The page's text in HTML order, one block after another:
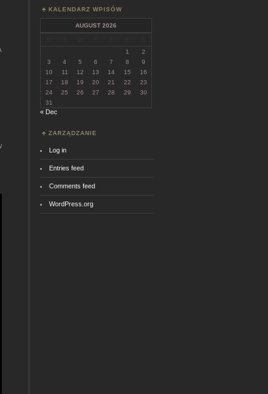
KALENDARZ WPISÓW
AUGUST 2026
1
2
3
4 5 6 7 8
9
10
11 12 13 14 15
16
17
18 19 20 21 22
23
24
25 26 27 28 29
30
31
« Dec
ZARZĄDZANIE
Log in
Entries feed
Comments feed
WordPress.org